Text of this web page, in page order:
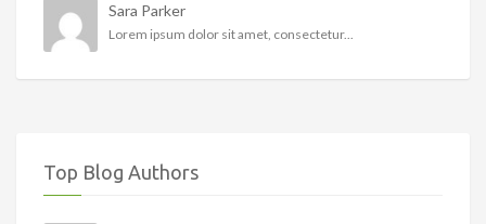
Sara Parker
Lorem ipsum dolor sit amet, consectetur...
Top Blog Authors